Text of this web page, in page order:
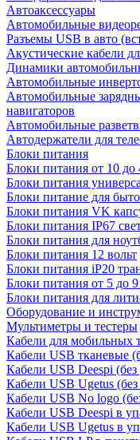
Автоаксессуары
Автомобильные
Разъемы USB в авто
Акустические кабели
Динамики
Автомобильные
Автомобильные
навигаторов
Автомобильные
Автодержатели для
Блоки питания
Блоки питания от 10 до
Блоки питания
Блоки питание для
Блоки питания VK
Блоки питания IP67
Блоки питания для
Блоки питания 12 вольт
Блоки питания iP20
Блоки питания от 5 до 9
Блоки питания для
Оборудование и
Мультиметры и тестеры
Кабели для мобильных
Кабели USB тканевые
Кабели USB Deespi
Кабели USB Ugetus
Кабели USB No logo
Кабели USB Deespi в
Кабели USB Ugetus в